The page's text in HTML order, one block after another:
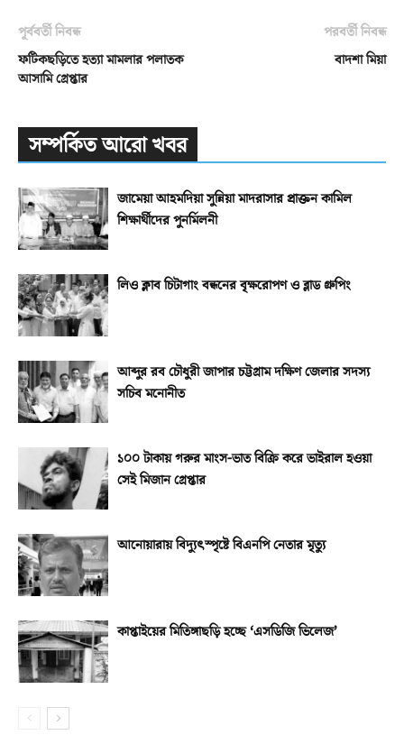
পূর্ববর্তী নিবন্ধ
ফটিকছড়িতে হত্যা মামলার পলাতক
আসামি গ্রেপ্তার
পরবর্তী নিবন্ধ
বাদশা মিয়া
সম্পর্কিত আরো খবর
জামেয়া আহমদিয়া সুন্নিয়া মাদরাসার প্রাক্তন কামিল
শিক্ষার্থীদের পুনর্মিলনী
লিও ক্লাব চিটাগাং বন্ধনের বৃক্ষরোপণ ও ব্লাড গ্রুপিং
আব্দুর রব চৌধুরী জাপার চট্টগ্রাম দক্ষিণ জেলার সদস্য
সচিব মনোনীত
১০০ টাকায় গরুর মাংস-ভাত বিক্রি করে ভাইরাল হওয়া
সেই মিজান গ্রেপ্তার
আনোয়ারায় বিদ্যুৎস্পৃষ্টে বিএনপি নেতার মৃত্যু
কাপ্তাইয়ের মিতিঙ্গাছড়ি হচ্ছে ‘এসডিজি ভিলেজ’